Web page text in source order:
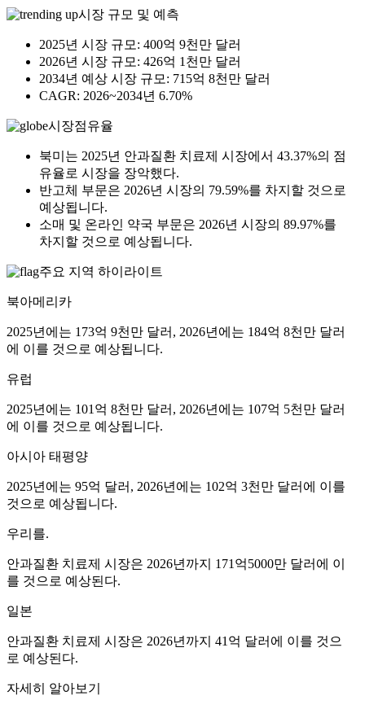
시장 규모 및 예측
2025년 시장 규모: 400억 9천만 달러
2026년 시장 규모: 426억 1천만 달러
2034년 예상 시장 규모: 715억 8천만 달러
CAGR: 2026~2034년 6.70%
시장점유율
북미는 2025년 안과질환 치료제 시장에서 43.37%의 점
유율로 시장을 장악했다.
반고체 부문은 2026년 시장의 79.59%를 차지할 것으로
예상됩니다.
소매 및 온라인 약국 부문은 2026년 시장의 89.97%를
차지할 것으로 예상됩니다.
주요 지역 하이라이트
북아메리카
2025년에는 173억 9천만 달러, 2026년에는 184억 8천만 달러
에 이를 것으로 예상됩니다.
유럽
2025년에는 101억 8천만 달러, 2026년에는 107억 5천만 달러
에 이를 것으로 예상됩니다.
아시아 태평양
2025년에는 95억 달러, 2026년에는 102억 3천만 달러에 이를
것으로 예상됩니다.
우리를.
안과질환 치료제 시장은 2026년까지 171억5000만 달러에 이
를 것으로 예상된다.
일본
안과질환 치료제 시장은 2026년까지 41억 달러에 이를 것으
로 예상된다.
자세히 알아보기